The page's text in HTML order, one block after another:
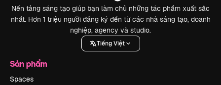
Nền tảng sáng tạo giúp bạn làm chủ những tác phẩm xuất sắc
nhất. Hơn 1 triệu người đăng ký đến từ các nhà sáng tạo, doanh
nghiệp, agency và studio.
Tiếng Việt
Sản phẩm
Spaces